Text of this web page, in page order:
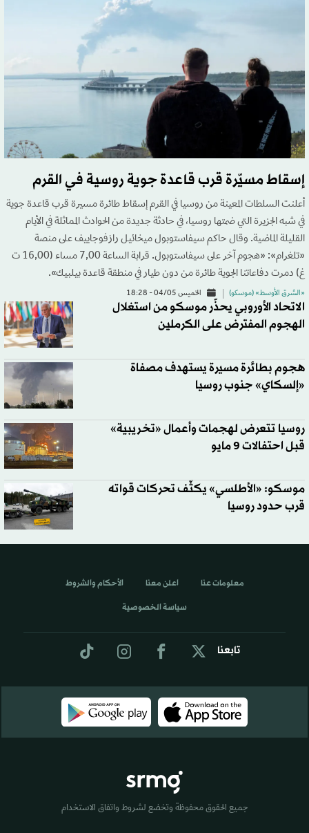
إسقاط مسيّرة قرب قاعدة جوية روسية في القرم
أعلنت السلطات المعينة من روسيا في القرم إسقاط طائرة مسيرة قرب قاعدة جوية
في شبه الجزيرة التي ضمتها روسيا، في حادثة جديدة من الحوادث المماثلة في الأيام
القليلة الماضية. وقال حاكم سيفاستوبول ميخائيل رازفوجاييف على منصة
«تلغرام»: «هجوم آخر على سيفاستوبول. قرابة الساعة 7,00 مساء (16,00 ت
غ) دمرت دفاعاتنا الجوية طائرة من دون طيار في منطقة قاعدة بيلبيك».
«الشرق الأوسط» (موسكو) الخميس 04/05 - 18:28
الاتحاد الأوروبي يحذّر موسكو من استغلال
الهجوم المفترض على الكرملين
هجوم بطائرة مسيرة يستهدف مصفاة
«إلسكاي» جنوب روسيا
روسيا تتعرض لهجمات وأعمال «تخريبية»
قبل احتفالات 9 مايو
موسكو: «الأطلسي» يكثّف تحركات قواته
قرب حدود روسيا
تابعنا
معلومات عنا اعلن معنا الأحكام والشروط
سياسة الخصوصية
جميع الحقوق محفوظة وتخضع لشروط واتفاق الاستخدام